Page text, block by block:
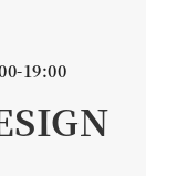
19:00